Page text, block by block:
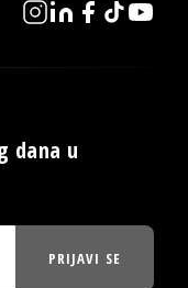
dana u
PRIJAVI SE